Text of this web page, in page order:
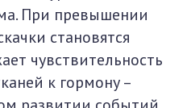
При превышении
становятся
чувствительность
к гормону –